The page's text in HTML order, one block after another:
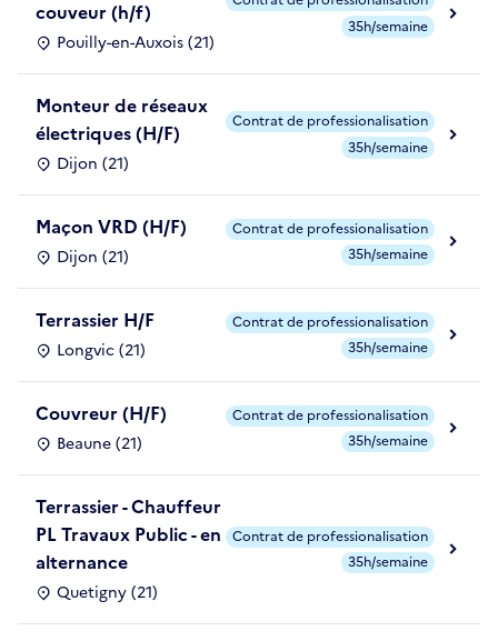
couveur (h/f)
Pouilly-en-Auxois (21)
35h/semaine
Monteur de réseaux
électriques (H/F)
Dijon (21)
Contrat de professionalisation
35h/semaine
Maçon VRD (H/F)
Dijon (21)
Contrat de professionalisation
35h/semaine
Terrassier H/F
Longvic (21)
Contrat de professionalisation
35h/semaine
Couvreur (H/F)
Beaune (21)
Contrat de professionalisation
35h/semaine
Terrassier - Chauffeur
PL Travaux Public - en
alternance
Quetigny (21)
Contrat de professionalisation
35h/semaine